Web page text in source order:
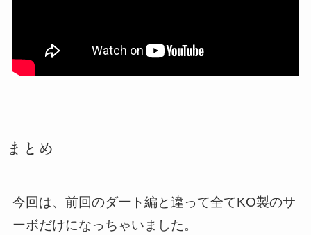
まとめ
今回は、前回のダート編と違って全てKO製のサ
ーボだけになっちゃいました。